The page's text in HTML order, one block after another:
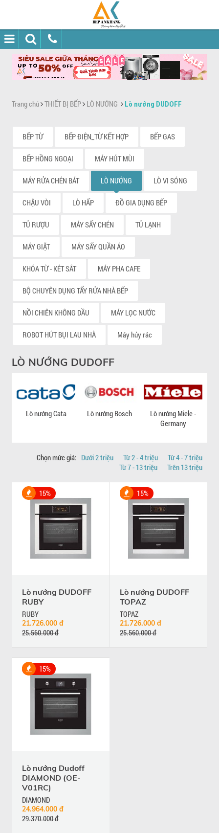
Trang chủ THIẾT BỊ BẾP LÒ NƯỚNG Lò nướng DUDOFF
BẾP TỪ BẾP ĐIỆN_TỪ KẾT HỢP BẾP GAS
BẾP HỒNG NGOẠI MÁY HÚT MÙI
MÁY RỬA CHÉN BÁT LÒ NƯỚNG LÒ VI SÓNG
CHẬU VÒI LÒ HẤP ĐỒ GIA DỤNG BẾP
TỦ RƯỢU MÁY SẤY CHÉN TỦ LẠNH
MÁY GIẶT MÁY SẤY QUẦN ÁO
KHÓA TỪ - KÉT SẮT MÁY PHA CAFE
BỘ CHUYÊN DỤNG TẨY RỬA NHÀ BẾP
NỒI CHIÊN KHÔNG DẦU MÁY LỌC NƯỚC
ROBOT HÚT BỤI LAU NHÀ Máy hủy rác
LÒ NƯỚNG DUDOFF
Lò nướng Cata Lò nướng Bosch
Lò nướng Miele -
Germany
Chọn mức giá: Dưới 2 triệu Từ 2 - 4 triệu
Từ 4 - 7 triệu
Từ 7 - 13 triệu
Trên 13 triệu
15%
Lò nướng DUDOFF
RUBY
RUBY
21.726.000 đ
25.560.000 đ
15%
Lò nướng DUDOFF
TOPAZ
TOPAZ
21.726.000 đ
25.560.000 đ
15%
Lò nướng Dudoff
DIAMOND (OE-
V01RC)
DIAMOND
24.964.000 đ
29.370.000 đ